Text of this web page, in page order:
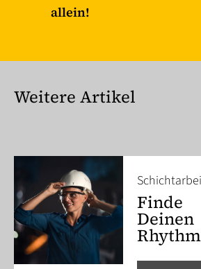
allein!
Weitere Artikel
Finde
Deinen